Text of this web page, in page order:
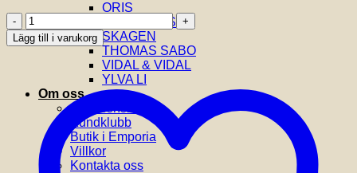
ORIS
SIF JAKOBS
SKAGEN
THOMAS SABO
VIDAL & VIDAL
YLVA LI
Om oss
Om Glensia
Kundklubb
Butik i Emporia
Villkor
Kontakta oss
THOMAS
SABO
-
051-
L45V
mängd
Lägg till i varukorg